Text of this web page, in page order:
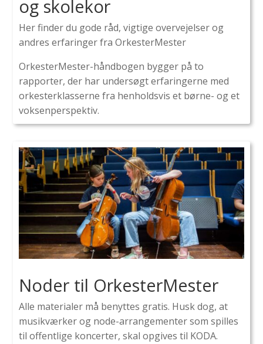
og skolekor
Her finder du gode råd, vigtige overvejelser og
andres erfaringer fra OrkesterMester
OrkesterMester-håndbogen bygger på to
rapporter, der har undersøgt erfaringerne med
orkesterklasserne fra henholdsvis et børne- og et
voksenperspektiv.
Noder til OrkesterMester
Alle materialer må benyttes gratis. Husk dog, at
musikværker og node-arrangementer som spilles
til offentlige koncerter, skal opgives til KODA.